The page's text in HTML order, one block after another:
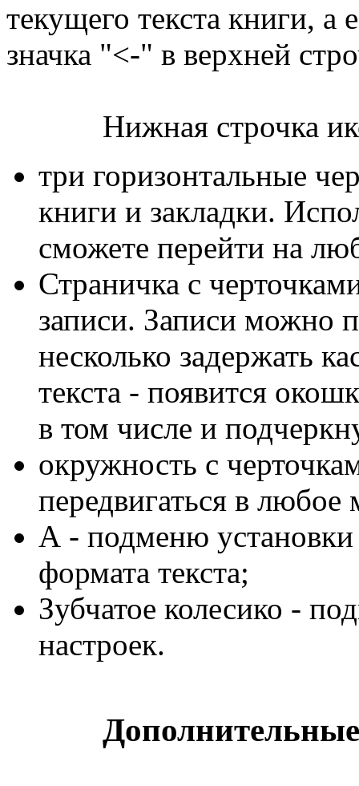
текущего текста книги, а
значка "<-" в верхней
Нижная строчка
три горизонтальные
книги и закладки.
сможете перейти на
Страничка с
записи. Записи можно
несколько задержать
текста - появится
в том числе и
окружность с
передвигаться в любое
А - подменю
формата текста;
Зубчатое колесико -
настроек.